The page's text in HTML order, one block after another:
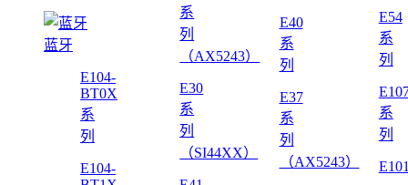
蓝牙
E104-
BT0X
系
列
E104-
系
列
（AX5243）
E30
系
列
（SI44XX）
E40
系
列
E37
系
列
（AX5243）
E54
系
列
系
列